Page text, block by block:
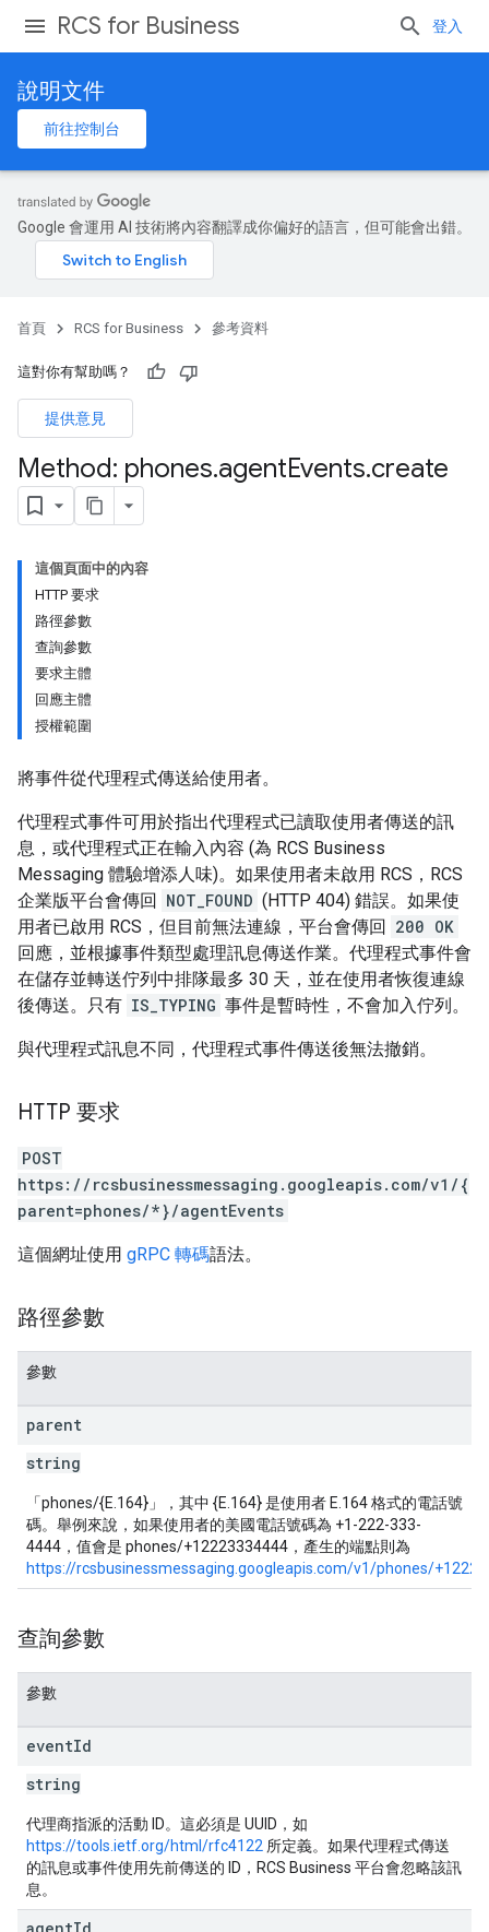
RCS for Business 登入
說明文件
前往控制台
Google 會運用 AI 技術將內容翻譯成你偏好的語言，但可能會出錯。
首頁 RCS for Business 參考資料
這對你有幫助嗎？
提供意見
Method: phones.agentEvents.create
這個頁面中的內容
HTTP 要求
路徑參數
查詢參數
要求主體
回應主體
授權範圍
將事件從代理程式傳送給使用者。
代理程式事件可用於指出代理程式已讀取使用者傳送的訊
息，或代理程式正在輸入內容 (為 RCS Business
Messaging 體驗增添人味)。如果使用者未啟用 RCS，RCS
企業版平台會傳回 NOT_FOUND (HTTP 404) 錯誤。如果使
用者已啟用 RCS，但目前無法連線，平台會傳回 200 OK
回應，並根據事件類型處理訊息傳送作業。代理程式事件會
在儲存並轉送佇列中排隊最多 30 天，並在使用者恢復連線
後傳送。只有 IS_TYPING 事件是暫時性，不會加入佇列。
與代理程式訊息不同，代理程式事件傳送後無法撤銷。
HTTP 要求
POST
https://rcsbusinessmessaging.googleapis.com/v1/{
parent=phones/*}/agentEvents
這個網址使用 gRPC 轉碼語法。
路徑參數
參數
parent
string
「phones/{E.164}」，其中 {E.164} 是使用者 E.164 格式的電話號
碼。舉例來說，如果使用者的美國電話號碼為 +1-222-333-
4444，值會是 phones/+12223334444，產生的端點則為
https://rcsbusinessmessaging.googleapis.com/v1/phones/
查詢參數
參數
eventId
string
代理商指派的活動 ID。這必須是 UUID，如
https://tools.ietf.org/html/rfc4122 所定義。如果代理程式傳送
的訊息或事件使用先前傳送的 ID，RCS Business 平台會忽略該訊
息。